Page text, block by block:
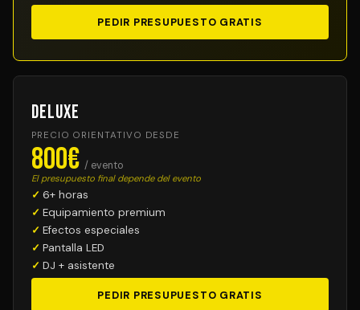
PEDIR PRESUPUESTO GRATIS
Deluxe
PRECIO ORIENTATIVO DESDE
800€ / evento
El presupuesto final depende del evento
6+ horas
Equipamiento premium
Efectos especiales
Pantalla LED
DJ + asistente
PEDIR PRESUPUESTO GRATIS